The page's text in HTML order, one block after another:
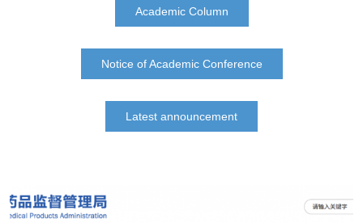
Academic Column
Notice of Academic Conference
Latest announcement